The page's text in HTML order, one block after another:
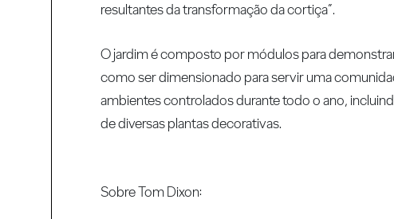
resultantes da transformação da cortiça”.
O jardim é composto por módulos para
como ser dimensionado para servir uma
ambientes controlados durante todo o ano,
de diversas plantas decorativas.
Sobre Tom Dixon: